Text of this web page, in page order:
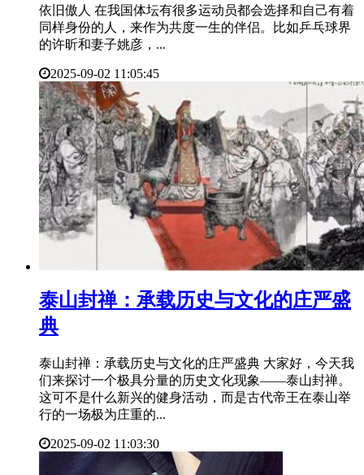
依旧傲人 在我国体坛有很多运动员都会选择和自己有着
同样身份的人，来作为共度一生的伴侣。比如乒乓球界
的许昕和妻子姚彦，...
2025-09-02 11:05:45
​泰山封禅：承载历史与文化的庄严盛
典
泰山封禅：承载历史与文化的庄严盛典 大家好，今天我
们来探讨一个极具分量的历史文化现象——泰山封禅。
这可不是什么新兴的健身活动，而是古代帝王在泰山举
行的一场极为庄重的...
2025-09-02 11:03:30